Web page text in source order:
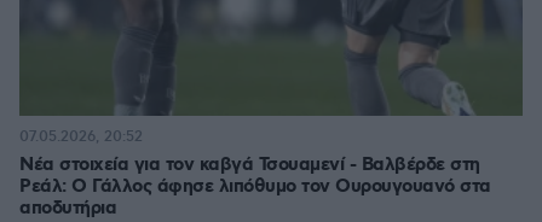
Νέα στοιχεία για τον καβγά Τσουαμενί - Βαλβέρδε στη
Ρεάλ: Ο Γάλλος άφησε λιπόθυμο τον Ουρουγουανό στα
αποδυτήρια
07.05.2026, 20:52